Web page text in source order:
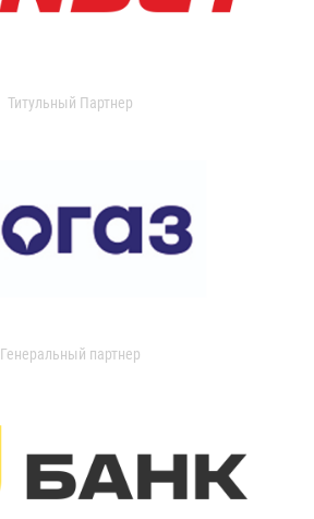
Титульный Партнер
Генеральный партнер